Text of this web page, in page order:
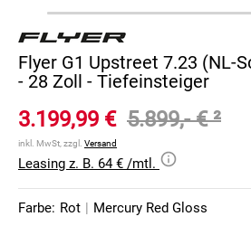
Flyer G1 Upstreet 7.23 (NL-
- 28 Zoll - Tiefeinsteiger
3.199,99 € 5.899,- €²
inkl. MwSt, zzgl. Versand
Leasing z. B. 64 € /mtl.
Farbe: Rot | Mercury Red Gloss